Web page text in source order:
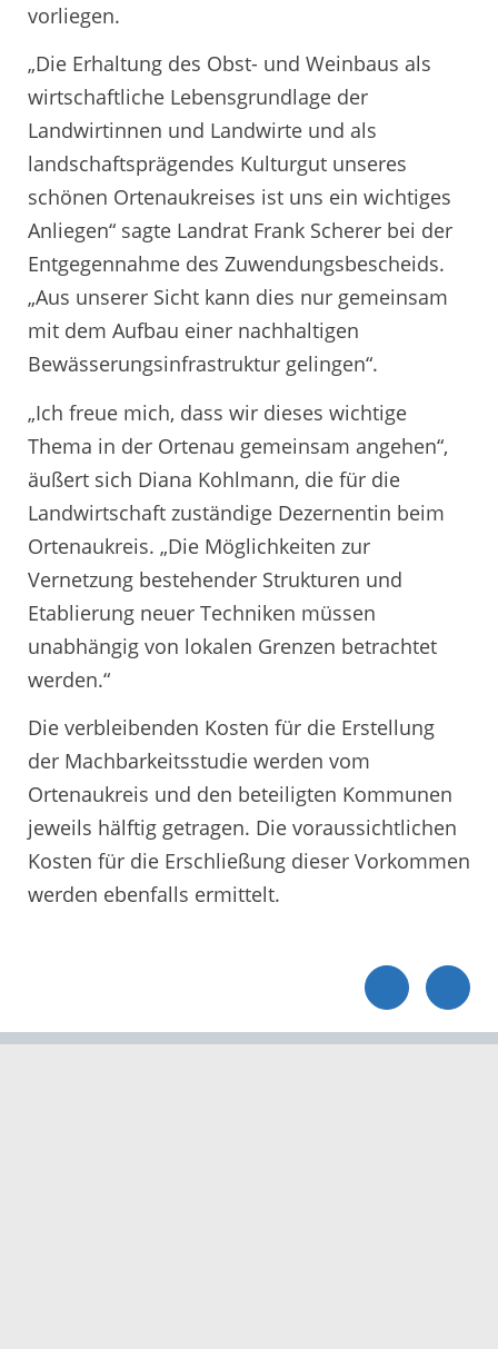
vorliegen.
„Die Erhaltung des Obst- und Weinbaus als
wirtschaftliche Lebensgrundlage der
Landwirtinnen und Landwirte und als
landschaftsprägendes Kulturgut unseres
schönen Ortenaukreises ist uns ein wichtiges
Anliegen“ sagte Landrat Frank Scherer bei der
Entgegennahme des Zuwendungsbescheids.
„Aus unserer Sicht kann dies nur gemeinsam
mit dem Aufbau einer nachhaltigen
Bewässerungsinfrastruktur gelingen“.
„Ich freue mich, dass wir dieses wichtige
Thema in der Ortenau gemeinsam angehen“,
äußert sich Diana Kohlmann, die für die
Landwirtschaft zuständige Dezernentin beim
Ortenaukreis. „Die Möglichkeiten zur
Vernetzung bestehender Strukturen und
Etablierung neuer Techniken müssen
unabhängig von lokalen Grenzen betrachtet
werden.“
Die verbleibenden Kosten für die Erstellung
der Machbarkeitsstudie werden vom
Ortenaukreis und den beteiligten Kommunen
jeweils hälftig getragen. Die voraussichtlichen
Kosten für die Erschließung dieser Vorkommen
werden ebenfalls ermittelt.